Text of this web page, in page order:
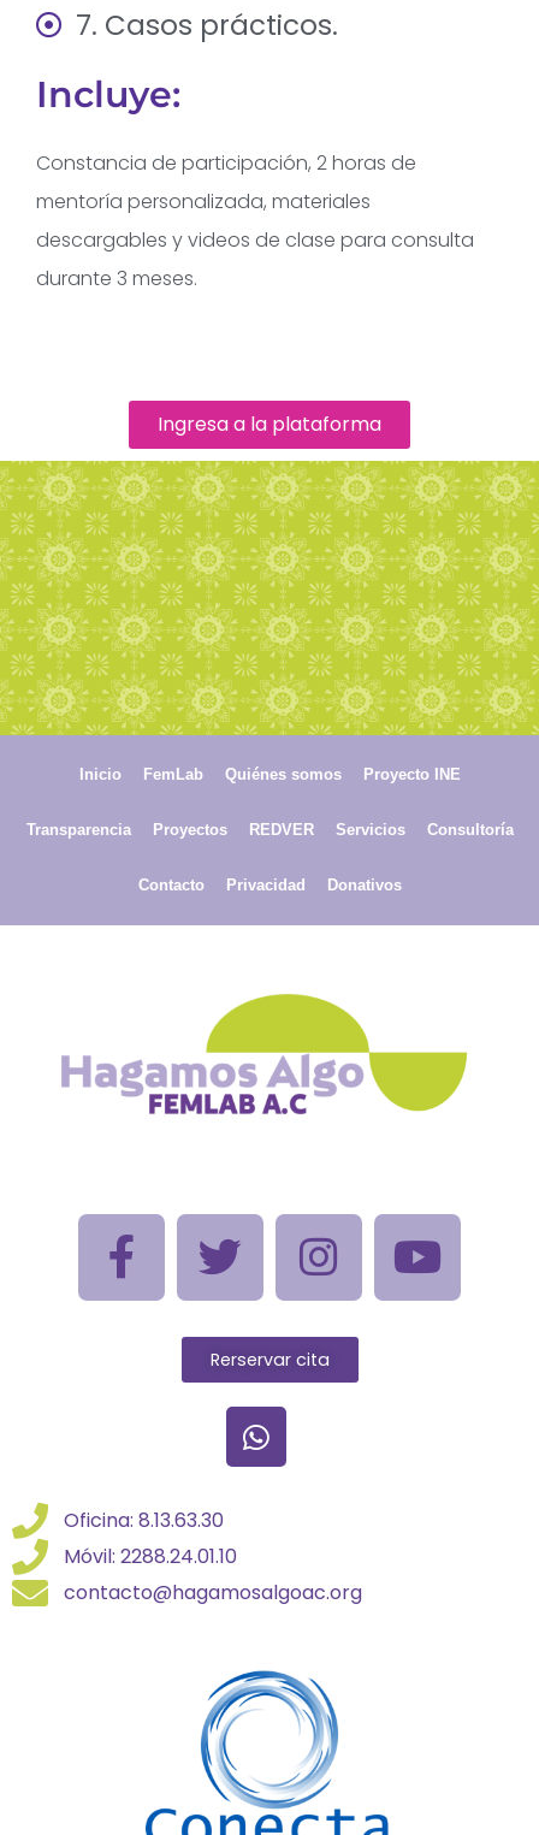
7. Casos prácticos.
Incluye:
Constancia de participación, 2 horas de
mentoría personalizada, materiales
descargables y videos de clase para consulta
durante 3 meses.
Ingresa a la plataforma
Inicio FemLab Quiénes somos Proyecto INE
Transparencia Proyectos REDVER Servicios Consultoría
Contacto Privacidad Donativos
Rerservar cita
Oficina: 8.13.63.30
Móvil: 2288.24.01.10
contacto@hagamosalgoac.org